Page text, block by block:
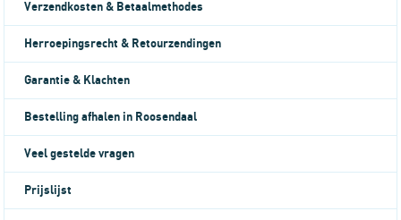
Verzendkosten & Betaalmethodes
Herroepingsrecht & Retourzendingen
Garantie & Klachten
Bestelling afhalen in Roosendaal
Veel gestelde vragen
Prijslijst